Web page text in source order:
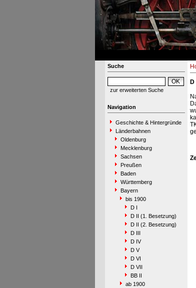
Suche
zur erweiterten Suche
Navigation
Geschichte & Hintergründe
Länderbahnen
Oldenburg
Mecklenburg
Sachsen
Preußen
Baden
Württemberg
Bayern
bis 1900
D I
D II (1. Besetzung)
D II (2. Besetzung)
D III
D IV
D V
D VI
D VII
BB II
ab 1900